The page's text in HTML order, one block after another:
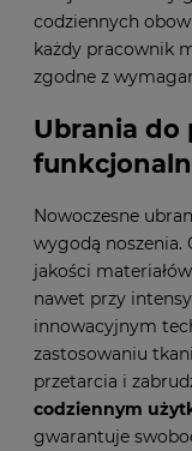
codziennych
każdy pracownik
zgodne z
Ubrania do
Nowoczesne
wygodą noszenia.
jakości
nawet przy
innowacyjnym
zastosowaniu
przetarcia i
codziennym
gwarantuje